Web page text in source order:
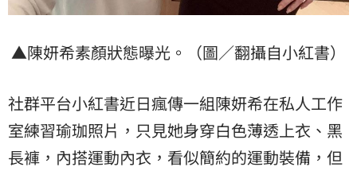
▲陳妍希素顏狀態曝光。（圖／翻攝自小紅書）
社群平台小紅書近日瘋傳一組陳妍希在私人工作
室練習瑜珈照片，只見她身穿白色薄透上衣、黑
長褲，內搭運動內衣，看似簡約的運動裝備，但